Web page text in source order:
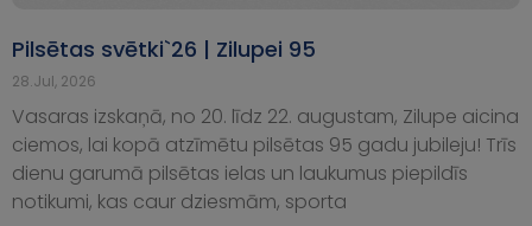
Pilsētas svētki`26 | Zilupei 95
28.Jul, 2026
Vasaras izskaņā, no 20. līdz 22. augustam, Zilupe aicina
ciemos, lai kopā atzīmētu pilsētas 95 gadu jubileju! Trīs
dienu garumā pilsētas ielas un laukumus piepildīs
notikumi, kas caur dziesmām, sporta